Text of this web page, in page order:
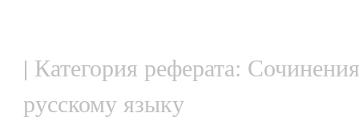
| Категория реферата:
русскому языку